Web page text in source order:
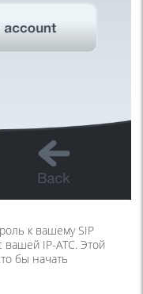
к вашему SIP
вашей IP-АТС. Этой
бы начать